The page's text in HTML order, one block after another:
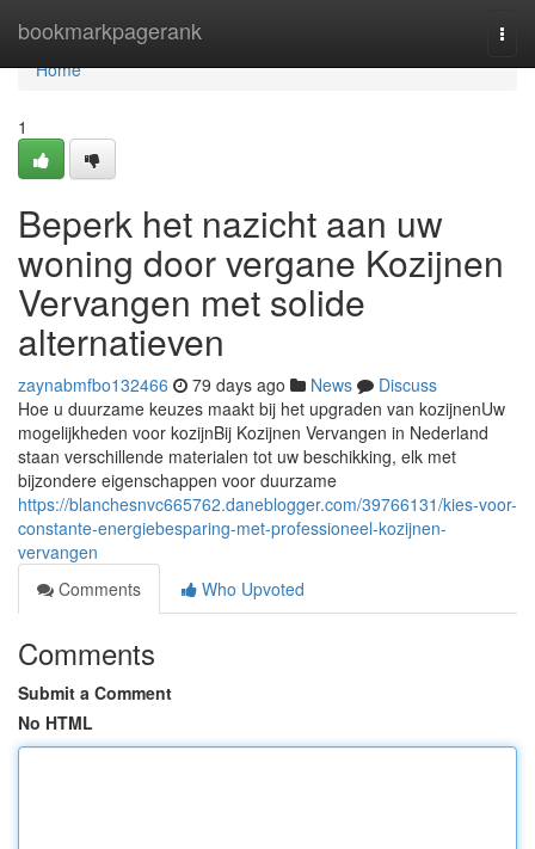
bookmarkpagerank
Home
Home
1
Beperk het nazicht aan uw
woning door vergane Kozijnen
Vervangen met solide
alternatieven
zaynabmfbo132466 79 days ago News
Discuss
Hoe u duurzame keuzes maakt bij het upgraden van kozijnenUw
mogelijkheden voor kozijnBij Kozijnen Vervangen in Nederland
staan verschillende materialen tot uw beschikking, elk met
bijzondere eigenschappen voor duurzame
https://blanchesnvc665762.daneblogger.com/39766131/kies-voor-
constante-energiebesparing-met-professioneel-kozijnen-
vervangen
Comments
Who Upvoted
Comments
Submit a Comment
No HTML